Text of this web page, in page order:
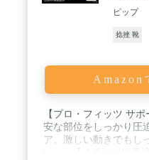
ピップ
捻挫 靴
Amazon
【プロ・フィッツ サ
安な部位をしっかり圧
ア。激しい動きでもし